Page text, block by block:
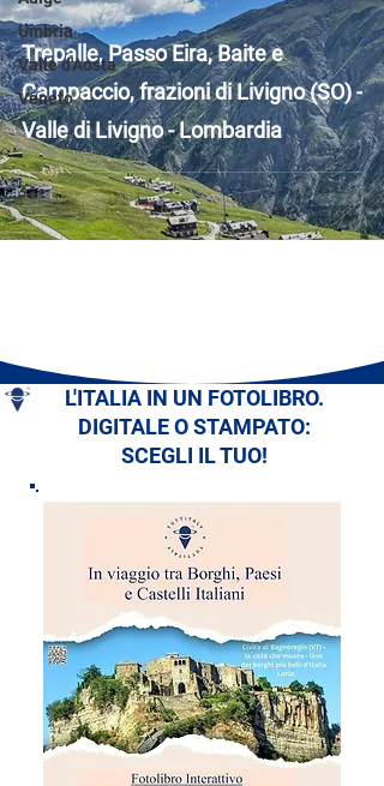
Umbria
Valle d'Aosta
Veneto
Trepalle, Passo Eira, Baite e
Campaccio, frazioni di Livigno (SO) -
Valle di Livigno - Lombardia
L'ITALIA IN UN FOTOLIBRO.
DIGITALE O STAMPATO:
SCEGLI IL TUO!